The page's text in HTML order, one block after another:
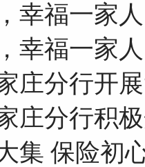
幸福一家
幸福一家
庄分行开
庄分行积
集 保险